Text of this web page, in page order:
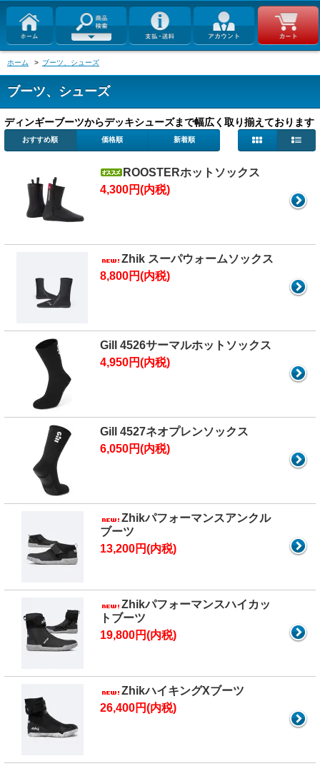
ホーム > ブーツ、シューズ
ブーツ、シューズ
ディンギーブーツからデッキシューズまで幅広く取り揃えております
おすすめ順 価格順 新着順
ROOSTERホットソックス
4,300円(内税)
Zhik スーパウォームソックス
8,800円(内税)
Gill 4526サーマルホットソックス
4,950円(内税)
Gill 4527ネオプレンソックス
6,050円(内税)
Zhikパフォーマンスアンクル
ブーツ
13,200円(内税)
Zhikパフォーマンスハイカッ
トブーツ
19,800円(内税)
ZhikハイキングXブーツ
26,400円(内税)